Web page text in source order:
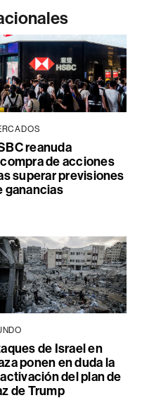
reanuda
de acciones
superar previsiones
ganancias
de Israel en
ponen en duda la
del plan de
de Trump